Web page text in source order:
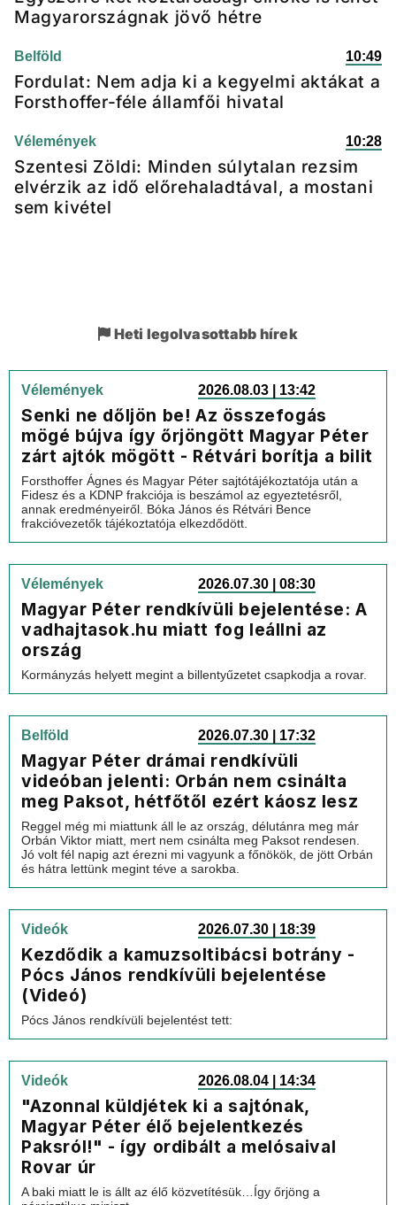
Magyarországnak jövő hétre
Belföld 10:49
Fordulat: Nem adja ki a kegyelmi aktákat a
Forsthoffer-féle államfői hivatal
Vélemények 10:28
Szentesi Zöldi: Minden súlytalan rezsim
elvérzik az idő előrehaladtával, a mostani
sem kivétel
Heti legolvasottabb hírek
Vélemények 2026.08.03 | 13:42
Senki ne dőljön be! Az összefogás
mögé bújva így őrjöngött Magyar Péter
zárt ajtók mögött - Rétvári borítja a bilit
Forsthoffer Ágnes és Magyar Péter sajtótájékoztatója után a
Fidesz és a KDNP frakciója is beszámol az egyeztetésről,
annak eredményeiről. Bóka János és Rétvári Bence
frakcióvezetők tájékoztatója elkezdődött.
Vélemények 2026.07.30 | 08:30
Magyar Péter rendkívüli bejelentése: A
vadhajtasok.hu miatt fog leállni az
ország
Kormányzás helyett megint a billentyűzetet csapkodja a rovar.
Belföld 2026.07.30 | 17:32
Magyar Péter drámai rendkívüli
videóban jelenti: Orbán nem csinálta
meg Paksot, hétfőtől ezért káosz lesz
Reggel még mi miattunk áll le az ország, délutánra meg már
Orbán Viktor miatt, mert nem csinálta meg Paksot rendesen.
Jó volt fél napig azt érezni mi vagyunk a főnökök, de jött Orbán
és hátra lettünk megint téve a sarokba.
Videók 2026.07.30 | 18:39
Kezdődik a kamuzsoltibácsi botrány -
Pócs János rendkívüli bejelentése
(Videó)
Pócs János rendkívüli bejelentést tett:
Videók 2026.08.04 | 14:34
"Azonnal küldjétek ki a sajtónak,
Magyar Péter élő bejelentkezés
Paksról!" - így ordibált a melósaival
Rovar úr
A baki miatt le is állt az élő közvetítésük…Így őrjöng a